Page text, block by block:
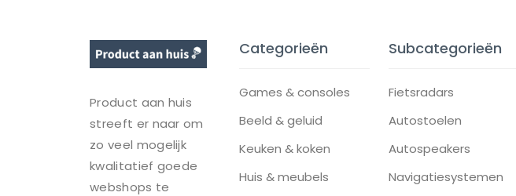
Product aan huis
streeft er naar om
zo veel mogelijk
kwalitatief goede
webshops te
Categorieën
Games & consoles
Beeld & geluid
Keuken & koken
Huis & meubels
Subcategorieën
Fietsradars
Autostoelen
Autospeakers
Navigatiesystemen